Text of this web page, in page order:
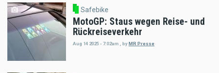
Safebike
MotoGP: Staus wegen Reise- und
Rückreiseverkehr
Aug 14 2025 - 7:02am byMR Presse